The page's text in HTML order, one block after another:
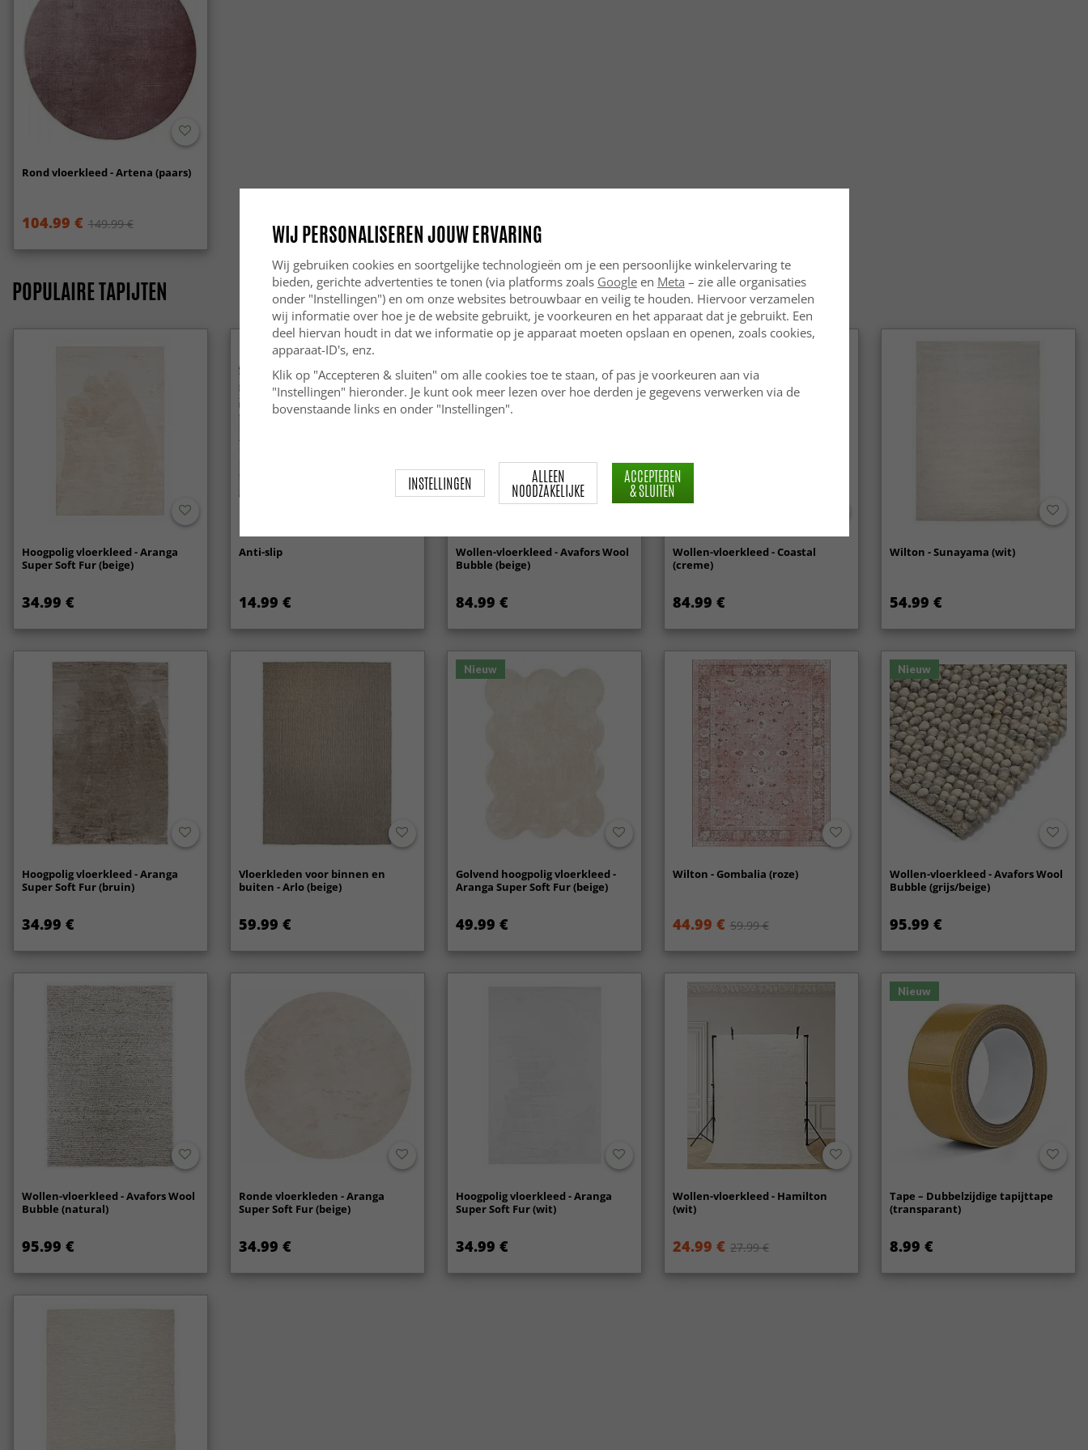
goed in de woonkamer als in de hal en andere drukke plekken.
Passen Wilton-vloerkleden in verschillende interieurstijlen?
Ja, Wilton-vloerkleden zijn verkrijgbaar in veel patronen en kleuren en
passen zowel in moderne woningen als in klassieke interieurs.
Rond vloerkleed - Artena (paars)
104.99 € 149.99 €
POPULAIRE TAPIJTEN
Hoogpolig vloerkleed - Aranga
Super Soft Fur (beige)
34.99 €
Anti-slip
14.99 €
Wollen-vloerkleed - Avafors Wool
Bubble (beige)
84.99 €
Wollen-vloerkleed - Coastal
(creme)
84.99 €
Wilton - Sunayama (wit)
54.99 €
Hoogpolig vloerkleed - Aranga
Super Soft Fur (bruin)
34.99 €
Vloerkleden voor binnen en
buiten - Arlo (beige)
59.99 €
Nieuw
Golvend hoogpolig vloerkleed -
Aranga Super Soft Fur (beige)
49.99 €
Wilton - Gombalia (roze)
44.99 € 59.99 €
Nieuw
Wollen-vloerkleed - Avafors Wool
Bubble (grijs/beige)
95.99 €
Wollen-vloerkleed - Avafors Wool
Bubble (natural)
95.99 €
Ronde vloerkleden - Aranga
Super Soft Fur (beige)
34.99 €
Hoogpolig vloerkleed - Aranga
Super Soft Fur (wit)
34.99 €
Wollen-vloerkleed - Hamilton
(wit)
24.99 € 27.99 €
Nieuw
Tape – Dubbelzijdige tapijttape
(transparant)
8.99 €
WIJ PERSONALISEREN JOUW ERVARING
Wij gebruiken cookies en soortgelijke technologieën om je een persoonlijke winkelervaring te
bieden, gerichte advertenties te tonen (via platforms zoals Googleen Meta – zie alle organisaties
onder "Instellingen") en om onze websites betrouwbaar en veilig te houden. Hiervoor verzamelen
wij informatie over hoe je de website gebruikt, je voorkeuren en het apparaat dat je gebruikt. Een
deel hiervan houdt in dat we informatie op je apparaat moeten opslaan en openen, zoals cookies,
apparaat-ID's, enz.
Klik op "Accepteren & sluiten" om alle cookies toe te staan, of pas je voorkeuren aan via
"Instellingen" hieronder. Je kunt ook meer lezen over hoe derden je gegevens verwerken via de
bovenstaande links en onder "Instellingen".
INSTELLINGEN ALLEEN
NOODZAKELIJKE
ACCEPTEREN
& SLUITEN